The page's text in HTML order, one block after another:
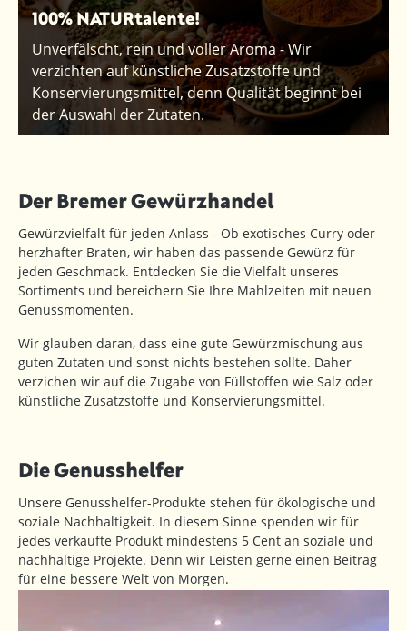
100% NATURtalente!
Unverfälscht, rein und voller Aroma - Wir
verzichten auf künstliche Zusatzstoffe und
Konservierungsmittel, denn Qualität beginnt bei
der Auswahl der Zutaten.
Der Bremer Gewürzhandel
Gewürzvielfalt für jeden Anlass - Ob exotisches Curry oder
herzhafter Braten, wir haben das passende Gewürz für
jeden Geschmack. Entdecken Sie die Vielfalt unseres
Sortiments und bereichern Sie Ihre Mahlzeiten mit neuen
Genussmomenten.
Wir glauben daran, dass eine gute Gewürzmischung aus
guten Zutaten und sonst nichts bestehen sollte. Daher
verzichen wir auf die Zugabe von Füllstoffen wie Salz oder
künstliche Zusatzstoffe und Konservierungsmittel.
Die Genusshelfer
Unsere Genusshelfer-Produkte stehen für ökologische und
soziale Nachhaltigkeit. In diesem Sinne spenden wir für
jedes verkaufte Produkt mindestens 5 Cent an soziale und
nachhaltige Projekte. Denn wir Leisten gerne einen Beitrag
für eine bessere Welt von Morgen.